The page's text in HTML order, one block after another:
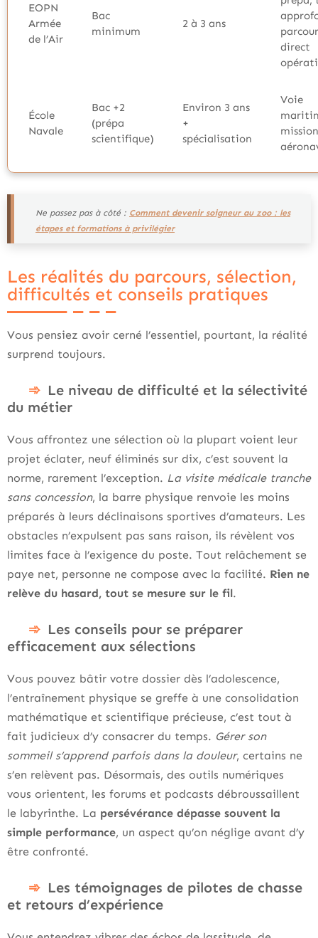
EOPN
Armée
de l’Air
Bac
minimum
2 à 3 ans
direct
École
Navale
Bac +2
(prépa
scientifique)
Environ 3 ans
+
spécialisation
Voie
Ne passez pas à côté : Comment devenir soigneur au zoo : les
étapes et formations à privilégier
Les réalités du parcours, sélection,
difficultés et conseils pratiques
Vous pensiez avoir cerné l’essentiel, pourtant, la réalité
surprend toujours.
Le niveau de difficulté et la sélectivité
du métier
Vous affrontez une sélection où la plupart voient leur
projet éclater, neuf éliminés sur dix, c’est souvent la
norme, rarement l’exception. La visite médicale tranche
sans concession, la barre physique renvoie les moins
préparés à leurs déclinaisons sportives d’amateurs. Les
obstacles n’expulsent pas sans raison, ils révèlent vos
limites face à l’exigence du poste. Tout relâchement se
paye net, personne ne compose avec la facilité. Rien ne
relève du hasard, tout se mesure sur le fil.
Les conseils pour se préparer
efficacement aux sélections
Vous pouvez bâtir votre dossier dès l’adolescence,
l’entraînement physique se greffe à une consolidation
mathématique et scientifique précieuse, c’est tout à
fait judicieux d’y consacrer du temps. Gérer son
sommeil s’apprend parfois dans la douleur, certains ne
s’en relèvent pas. Désormais, des outils numériques
vous orientent, les forums et podcasts débroussaillent
le labyrinthe. La persévérance dépasse souvent la
simple performance, un aspect qu’on néglige avant d’y
être confronté.
Les témoignages de pilotes de chasse
et retours d’expérience